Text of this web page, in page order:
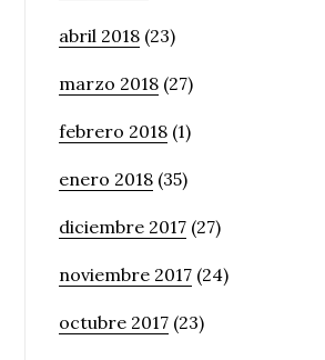
abril 2018 (23)
marzo 2018 (27)
febrero 2018 (1)
enero 2018 (35)
diciembre 2017 (27)
noviembre 2017 (24)
octubre 2017 (23)